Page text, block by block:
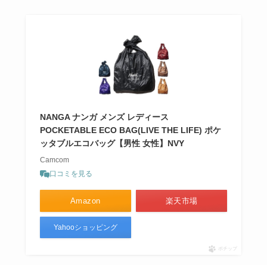
NANGA ナンガ メンズ レディース
POCKETABLE ECO BAG(LIVE THE LIFE) ポケ
ッタブルエコバッグ【男性 女性】NVY
Camcom
口コミを見る
Amazon 楽天市場
Yahooショッピング
ポチップ